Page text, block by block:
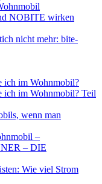
NOBITE wirken
nicht mehr: bite-
ich im Wohnmobil?
ich im Wohnmobil? Teil
wenn man
–
– DIE
Wie viel Strom